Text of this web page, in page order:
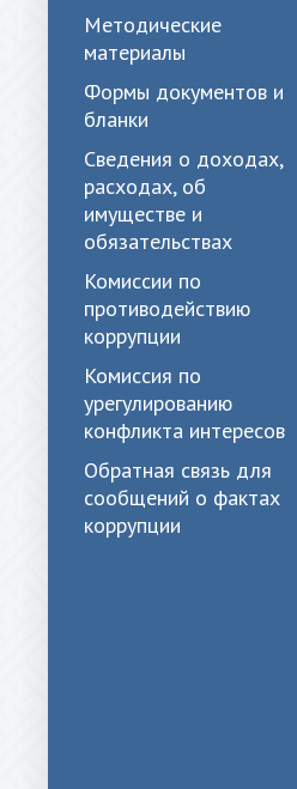
Методические
материалы
Формы документов и
бланки
Сведения о доходах,
расходах, об
имуществе и
обязательствах
Комиссии по
противодействию
коррупции
Комиссия по
урегулированию
конфликта интересов
Обратная связь для
сообщений о фактах
коррупции